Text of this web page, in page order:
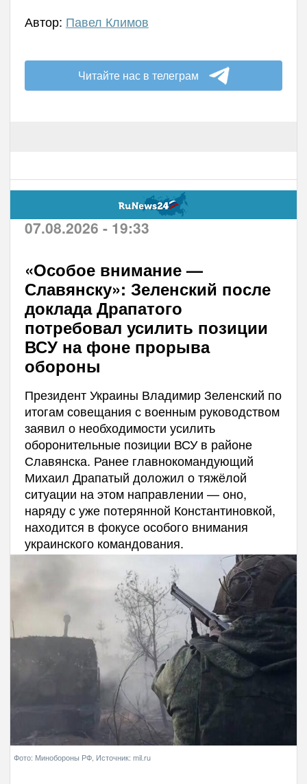
Автор: Павел Климов
Читайте нас в телеграм
07.08.2026 - 19:33
«Особое внимание —
Славянску»: Зеленский после
доклада Драпатого
потребовал усилить позиции
ВСУ на фоне прорыва
обороны
Президент Украины Владимир Зеленский по
итогам совещания с военным руководством
заявил о необходимости усилить
оборонительные позиции ВСУ в районе
Славянска. Ранее главнокомандующий
Михаил Драпатый доложил о тяжёлой
ситуации на этом направлении — оно,
наряду с уже потерянной Константиновкой,
находится в фокусе особого внимания
украинского командования.
Фото: Минобороны РФ, Источник: mil.ru